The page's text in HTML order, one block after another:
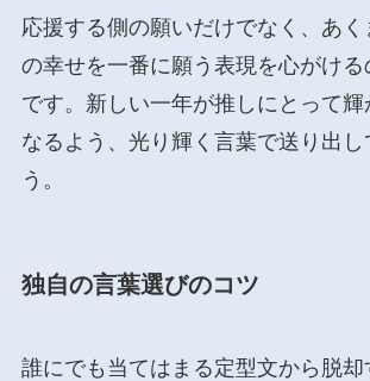
応援する側の願いだけでなく、あ
の幸せを一番に願う表現を心がける
です。新しい一年が推しにとって
なるよう、光り輝く言葉で送り出し
う。
独自の言葉選びのコツ
誰にでも当てはまる定型文から脱却